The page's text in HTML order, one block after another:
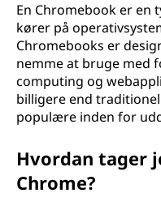
En Chromebook er en
kører på
Chromebooks er
nemme at bruge med
computing og
billigere end
populære inden for
Hvordan tager
Chrome?